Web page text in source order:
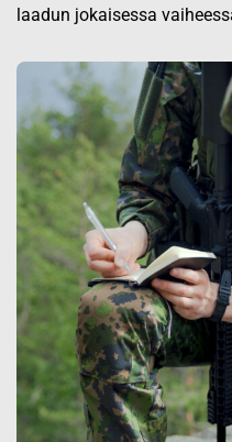
laadun jokaisessa